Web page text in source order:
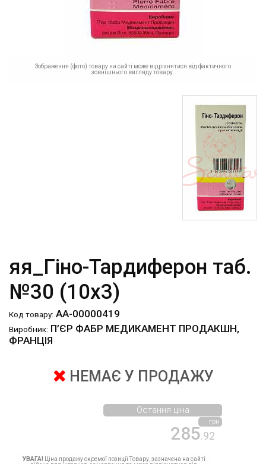
Зображення (фото) товару на сайті може відрізнятися від фактичного
зовнішнього вигляду товару.
яя_Гіно-Тардиферон таб.
№30 (10х3)
Код товару: АА-00000419
Виробник: П’ЄР ФАБР МЕДИКАМЕНТ ПРОДАКШН,
ФРАНЦІЯ
НЕМАЄ У ПРОДАЖУ
285.92
грн
Остання ціна
УВАГА! Ціна продажу окремої позиції Товару, зазначена на сайті